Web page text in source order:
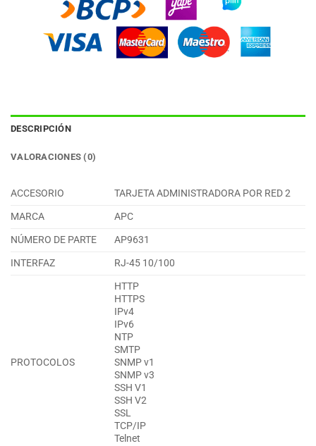
DESCRIPCIÓN
VALORACIONES (0)
ACCESORIO
TARJETA ADMINISTRADORA POR RED 2
MARCA
APC
NÚMERO DE PARTE
AP9631
INTERFAZ
RJ-45 10/100
PROTOCOLOS
HTTP
HTTPS
IPv4
IPv6
NTP
SMTP
SNMP v1
SNMP v3
SSH V1
SSH V2
SSL
TCP/IP
Telnet